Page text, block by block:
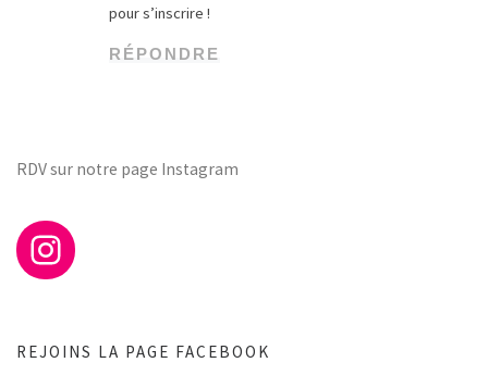
pour s’inscrire !
RÉPONDRE
RDV sur notre page Instagram
REJOINS LA PAGE FACEBOOK